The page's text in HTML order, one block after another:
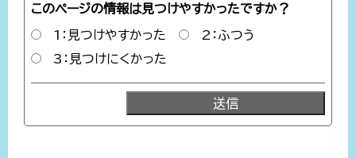
このページの情報は見つけやすかったですか？
1：見つけやすかった
2：ふつう
3：見つけにくかった